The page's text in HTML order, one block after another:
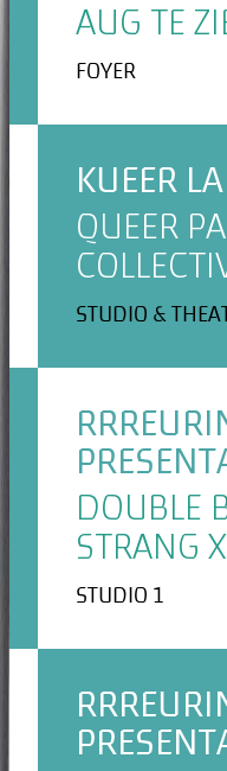
AUG TE
FOYER
KUEER
QUEER
STUDIO &
DOUBLE
STRANG
STUDIO 1